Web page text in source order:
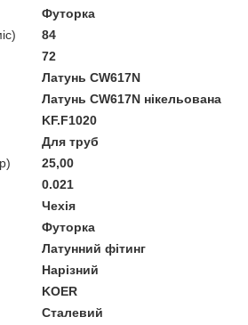
Футорка
84
72
Латунь CW617N
Латунь CW617N нікельована
KF.F1020
Для труб
25,00
0.021
Чехія
Футорка
Латунний фітинг
Нарізний
KOER
Сталевий